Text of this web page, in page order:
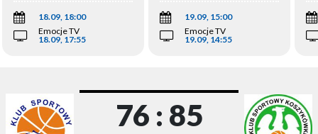
18.09, 18:00
Emocje TV
18.09, 17:55
19.09, 15:00
Emocje TV
19.09, 14:55
76 : 85